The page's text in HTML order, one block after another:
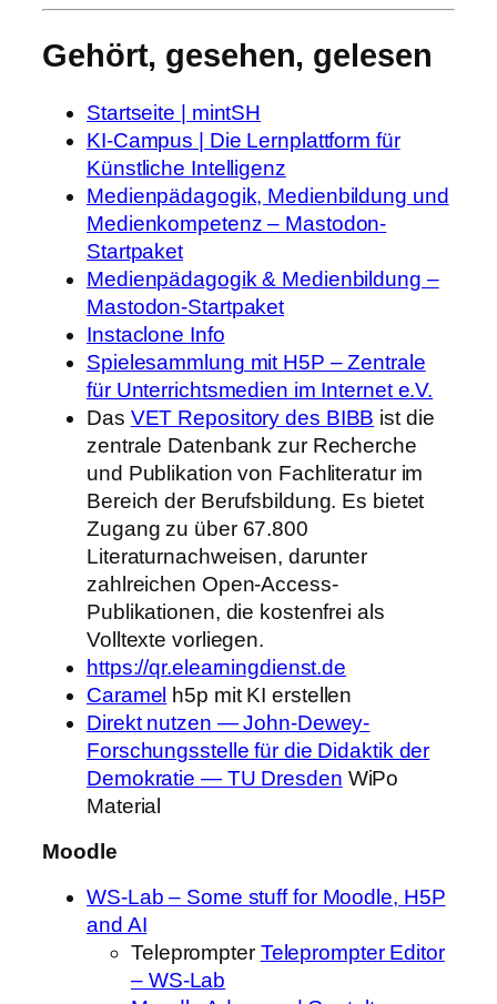
Gehört, gesehen, gelesen
Startseite | mintSH
KI-Campus | Die Lernplattform für
Künstliche Intelligenz
Medienpädagogik, Medienbildung und
Medienkompetenz – Mastodon-
Startpaket
Medienpädagogik & Medienbildung –
Mastodon-Startpaket
Instaclone Info
Spielesammlung mit H5P – Zentrale
für Unterrichtsmedien im Internet e.V.
Das VET Repository des BIBB ist die
zentrale Datenbank zur Recherche
und Publikation von Fachliteratur im
Bereich der Berufsbildung. Es bietet
Zugang zu über 67.800
Literaturnachweisen, darunter
zahlreichen Open-Access-
Publikationen, die kostenfrei als
Volltexte vorliegen.
https://qr.elearningdienst.de
Caramel h5p mit KI erstellen
Direkt nutzen — John-Dewey-
Forschungsstelle für die Didaktik der
Demokratie — TU Dresden WiPo
Material
Moodle
WS-Lab – Some stuff for Moodle, H5P
and AI
Teleprompter Teleprompter Editor
– WS-Lab